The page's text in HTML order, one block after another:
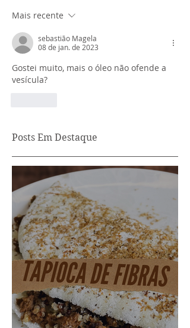
Mais recente
sebastião Magela
08 de jan. de 2023
Gostei muito, mais o óleo não ofende a
vesícula?
Posts Em Destaque